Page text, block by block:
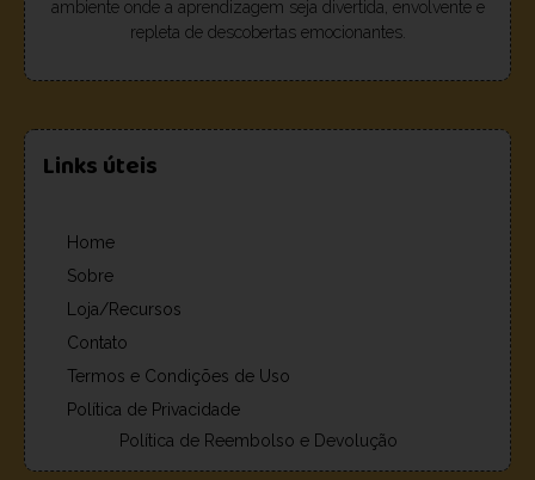
ambiente onde a aprendizagem seja divertida, envolvente e
repleta de descobertas emocionantes.
Links úteis
Home
Sobre
Loja/Recursos
Contato
Termos e Condições de Uso
Política de Privacidade
Política de Reembolso e Devolução